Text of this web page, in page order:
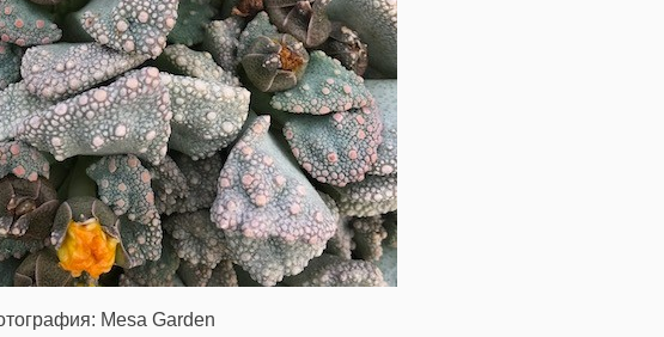
Mesa Garden